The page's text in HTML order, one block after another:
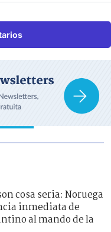
cosa seria: Noruega
inmediata de
al mando de la